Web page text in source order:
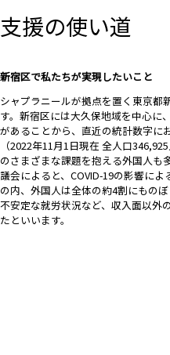
支援の使い道
新宿区で私たちが実現したいこと
シャプラニールが拠点を置く東京都
す。新宿区には大久保地域を中心に
があることから、直近の統計数字に
（2022年11月1日現在 全人口
のさまざまな課題を抱える外国人も
議会によると、COVID-19の影響に
の内、外国人は全体の約4割にもの
不安定な就労状況など、収入面以外
たといいます。